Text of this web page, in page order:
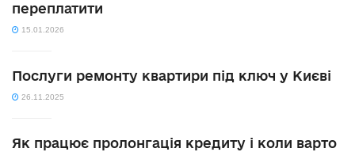
переплатити
15.01.2026
Послуги ремонту квартири під ключ у Києві
26.11.2025
Як працює пролонгація кредиту і коли варто